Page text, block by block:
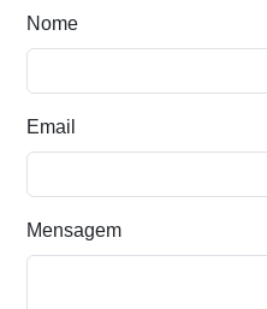
Nome
Email
Mensagem